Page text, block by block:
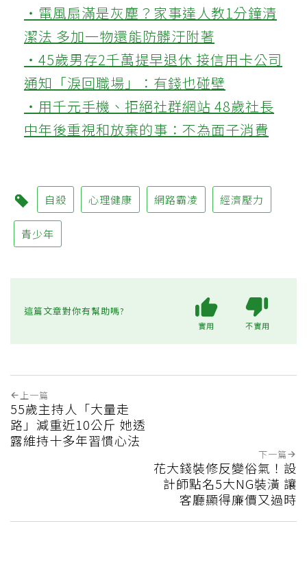
‧電風扇滿是灰塵？家事達人教1分鐘清
潔法 多加一物還能防髒汙附著
‧45歲男存2千萬提早退休 接信用卡公司
通知「淚回職場」：有錢也碰壁
‧用千元手機、拒絕社群網站 48歲社長
中年後重視和放棄的事：不為面子消費
自殺 心理健康 網路霸凌 經濟壓力
青少年
這篇文章對你有幫助嗎?
實用 不實用
上一篇
55歲主持人「大量走
路」減重近10公斤 她透
露維持十多年習慣心法
下一篇
花大錢裝修反變俗氣！設
計師點名5大NG裝潢 讓
客廳顯得廉價又過時